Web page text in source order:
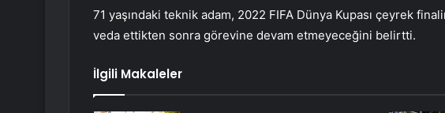
71 yaşındaki teknik adam, 2022 FIFA Dünya Kupası çeyrek
veda ettikten sonra görevine devam etmeyeceğini belirtti.
İlgili Makaleler